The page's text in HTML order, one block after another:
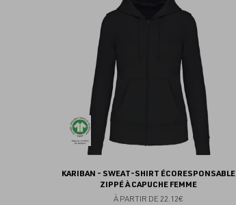
KARIBAN - SWEAT-SHIRT ÉCORESPONSABLE
ZIPPÉ À CAPUCHE FEMME
À PARTIR DE 22.12€